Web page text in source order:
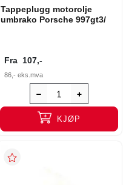
Tappeplugg motorolje
umbrako Porsche 997gt3/
Fra 107,-
86,- eks.mva
KJØP